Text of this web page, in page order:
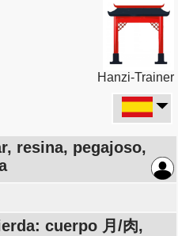
Hanzi-Trainer
resina, pegajoso,
cuerpo 月/肉,